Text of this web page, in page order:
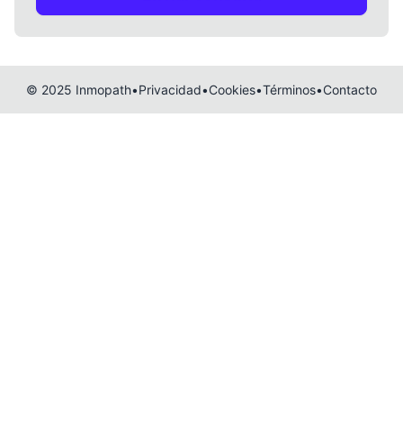
© 2025 Inmopath•Privacidad•Cookies•Términos•Contacto